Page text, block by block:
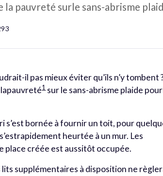
pauvreté surle sans-abrisme
il pas mieux éviter qu’ils n’y tombent
1sur le sans-abrisme plaide pour
s’est bornée à fournir un toit, pour
heurtée à un mur. Les
place créée est aussitôt occupée.
supplémentaires à disposition ne